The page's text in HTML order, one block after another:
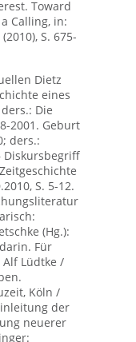
Toward
Calling, in:
S. 675-
Dietz
eines
Die
2001. Geburt
ders.:
Diskursbegriff
S. 5-12.
(Hg.):
Für
Alf Lüdtke /
Köln /
der
neuerer